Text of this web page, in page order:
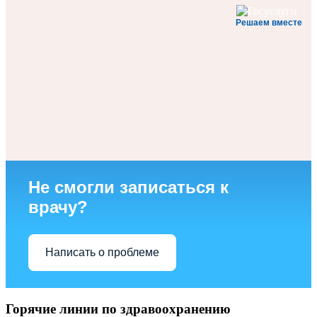
Решаем вместе
Не смогли записаться к
врачу?
Написать о проблеме
Горячие линии по здравоохранению